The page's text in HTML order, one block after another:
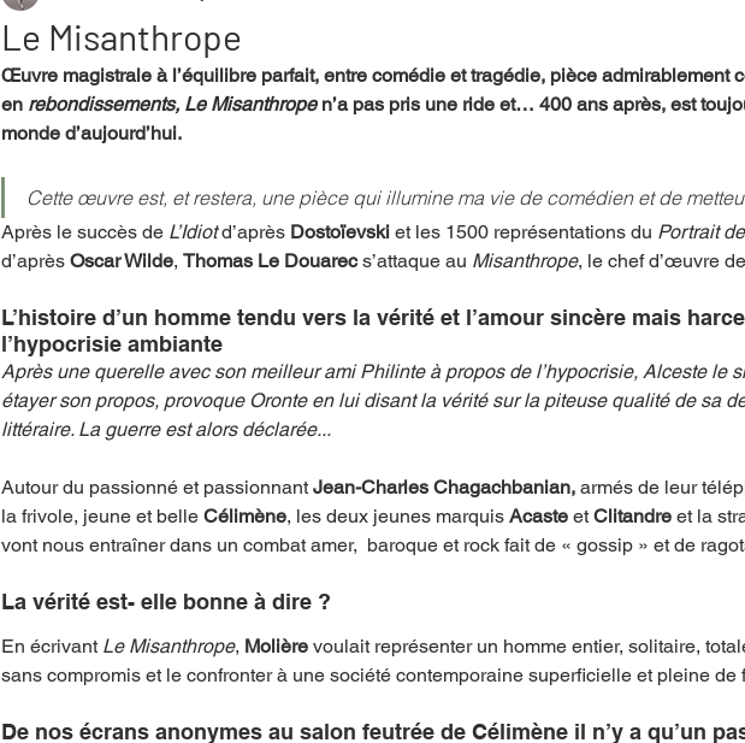
Rire Récompense Festival Coup de coeur Instructif
Validé par Romane. Spécial Famille Littérature Cirque Interview
Le Misanthrope
Œuvre magistrale à l’équilibre parfait, entre comédie et tragédie, pièce admirablement
en rebondissements, Le Misanthrope n’a pas pris une ride et… 400 ans après, est
monde d’aujourd’hui.
Cette œuvre est, et restera, une pièce qui illumine ma vie de comédien et de
Après le succès de L’Idiot d’après Dostoïevski et les 1500 représentations du Portrait
d’après Oscar Wilde, Thomas Le Douarec s’attaque au Misanthrope, le chef d’œuvre de
L’histoire d’un homme tendu vers la vérité et l’amour sincère mais
l’hypocrisie ambiante
Après une querelle avec son meilleur ami Philinte à propos de l’hypocrisie, Alceste le
étayer son propos, provoque Oronte en lui disant la vérité sur la piteuse qualité de sa
littéraire. La guerre est alors déclarée...
Autour du passionné et passionnant Jean-Charles Chagachbanian, armés de leur
la frivole, jeune et belle Célimène, les deux jeunes marquis Acaste et Clitandre et la
vont nous entraîner dans un combat amer,  baroque et rock fait de « gossip » et de
La vérité est- elle bonne à dire ?
En écrivant Le Misanthrope, Molière voulait représenter un homme entier, solitaire,
sans compromis et le confronter à une société contemporaine superficielle et pleine de
De nos écrans anonymes au salon feutrée de Célimène il n’y a qu’un